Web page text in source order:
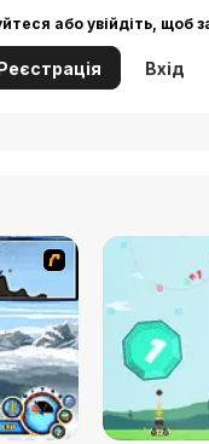
або увійдіть, щоб
Вхід